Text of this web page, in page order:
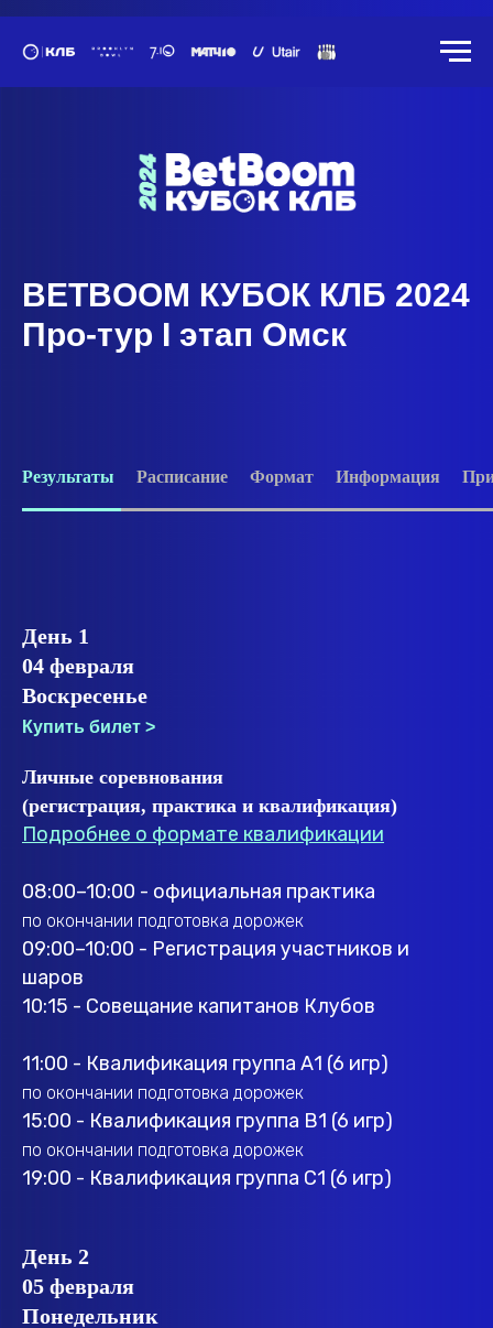
BETBOOM КУБОК КЛБ 2024
Про-тур I этап Омск
Результаты Расписание Формат Информация
День 1
04 февраля
Воскресенье
Купить билет >
Личные соревнования
(регистрация, практика и квалификация)
Подробнее о формате квалификации
08:00–10:00 - официальная практика
по окончании подготовка дорожек
09:00–10:00 - Регистрация участников и
шаров
10:15 - Совещание капитанов Клубов
11:00 - Квалификация группа А1 (6 игр)
по окончании подготовка дорожек
15:00 - Квалификация группа B1 (6 игр)
по окончании подготовка дорожек
19:00 - Квалификация группа С1 (6 игр)
День 2
05 февраля
Понедельник